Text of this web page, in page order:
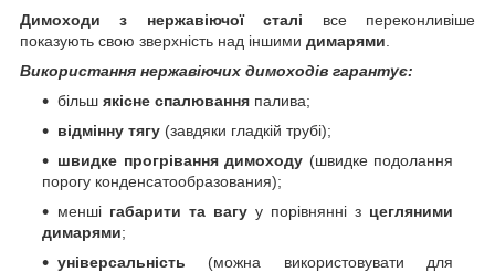
Димоходи з нержавіючої сталі все переконливіше
показують свою зверхність над іншими димарями
Використання нержавіючих димоходів гарантує:
більш якісне спалювання палива;
відмінну тягу (завдяки гладкій трубі);
швидке прогрівання димоходу (швидке подолання
порогу конденсатообразования);
менші габарити та вагу у порівнянні з цегляними
димарями;
універсальність (можна використовувати для